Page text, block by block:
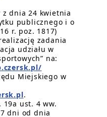
dnia 24 kwietnia
publicznego i o
r. poz. 1817)
zadania
udziału w
na:
Miejskiego w
.
ust. 4 ww.
dni od dnia